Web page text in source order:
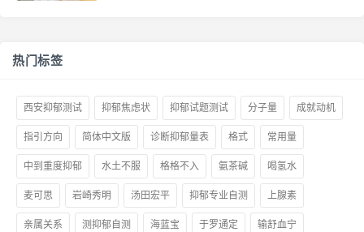
热门标签
西安抑郁测试 抑郁焦虑状 抑郁试题测试 分子量 成就动机
指引方向 简体中文版 诊断抑郁量表 格式 常用量
中到重度抑郁 水土不服 格格不入 氨茶碱 喝氢水
麦可思 岩崎秀明 汤田宏平 抑郁专业自测 上腺素
亲属关系 测抑郁自测 海蓝宝 于罗通定 输舒血宁